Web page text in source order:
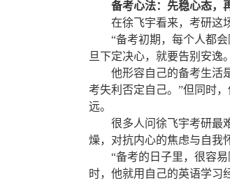
备考心法：先稳心态，
在徐飞宇看来，考研这
“备考初期，每个人都
旦下定决心，就要告别安逸
他形容自己的备考生活
考失利否定自己。”但同时
远。
很多人问徐飞宇考研最
燥，对抗内心的焦虑与自我
“备考的日子里，很容
时，他就用自己的英语学习